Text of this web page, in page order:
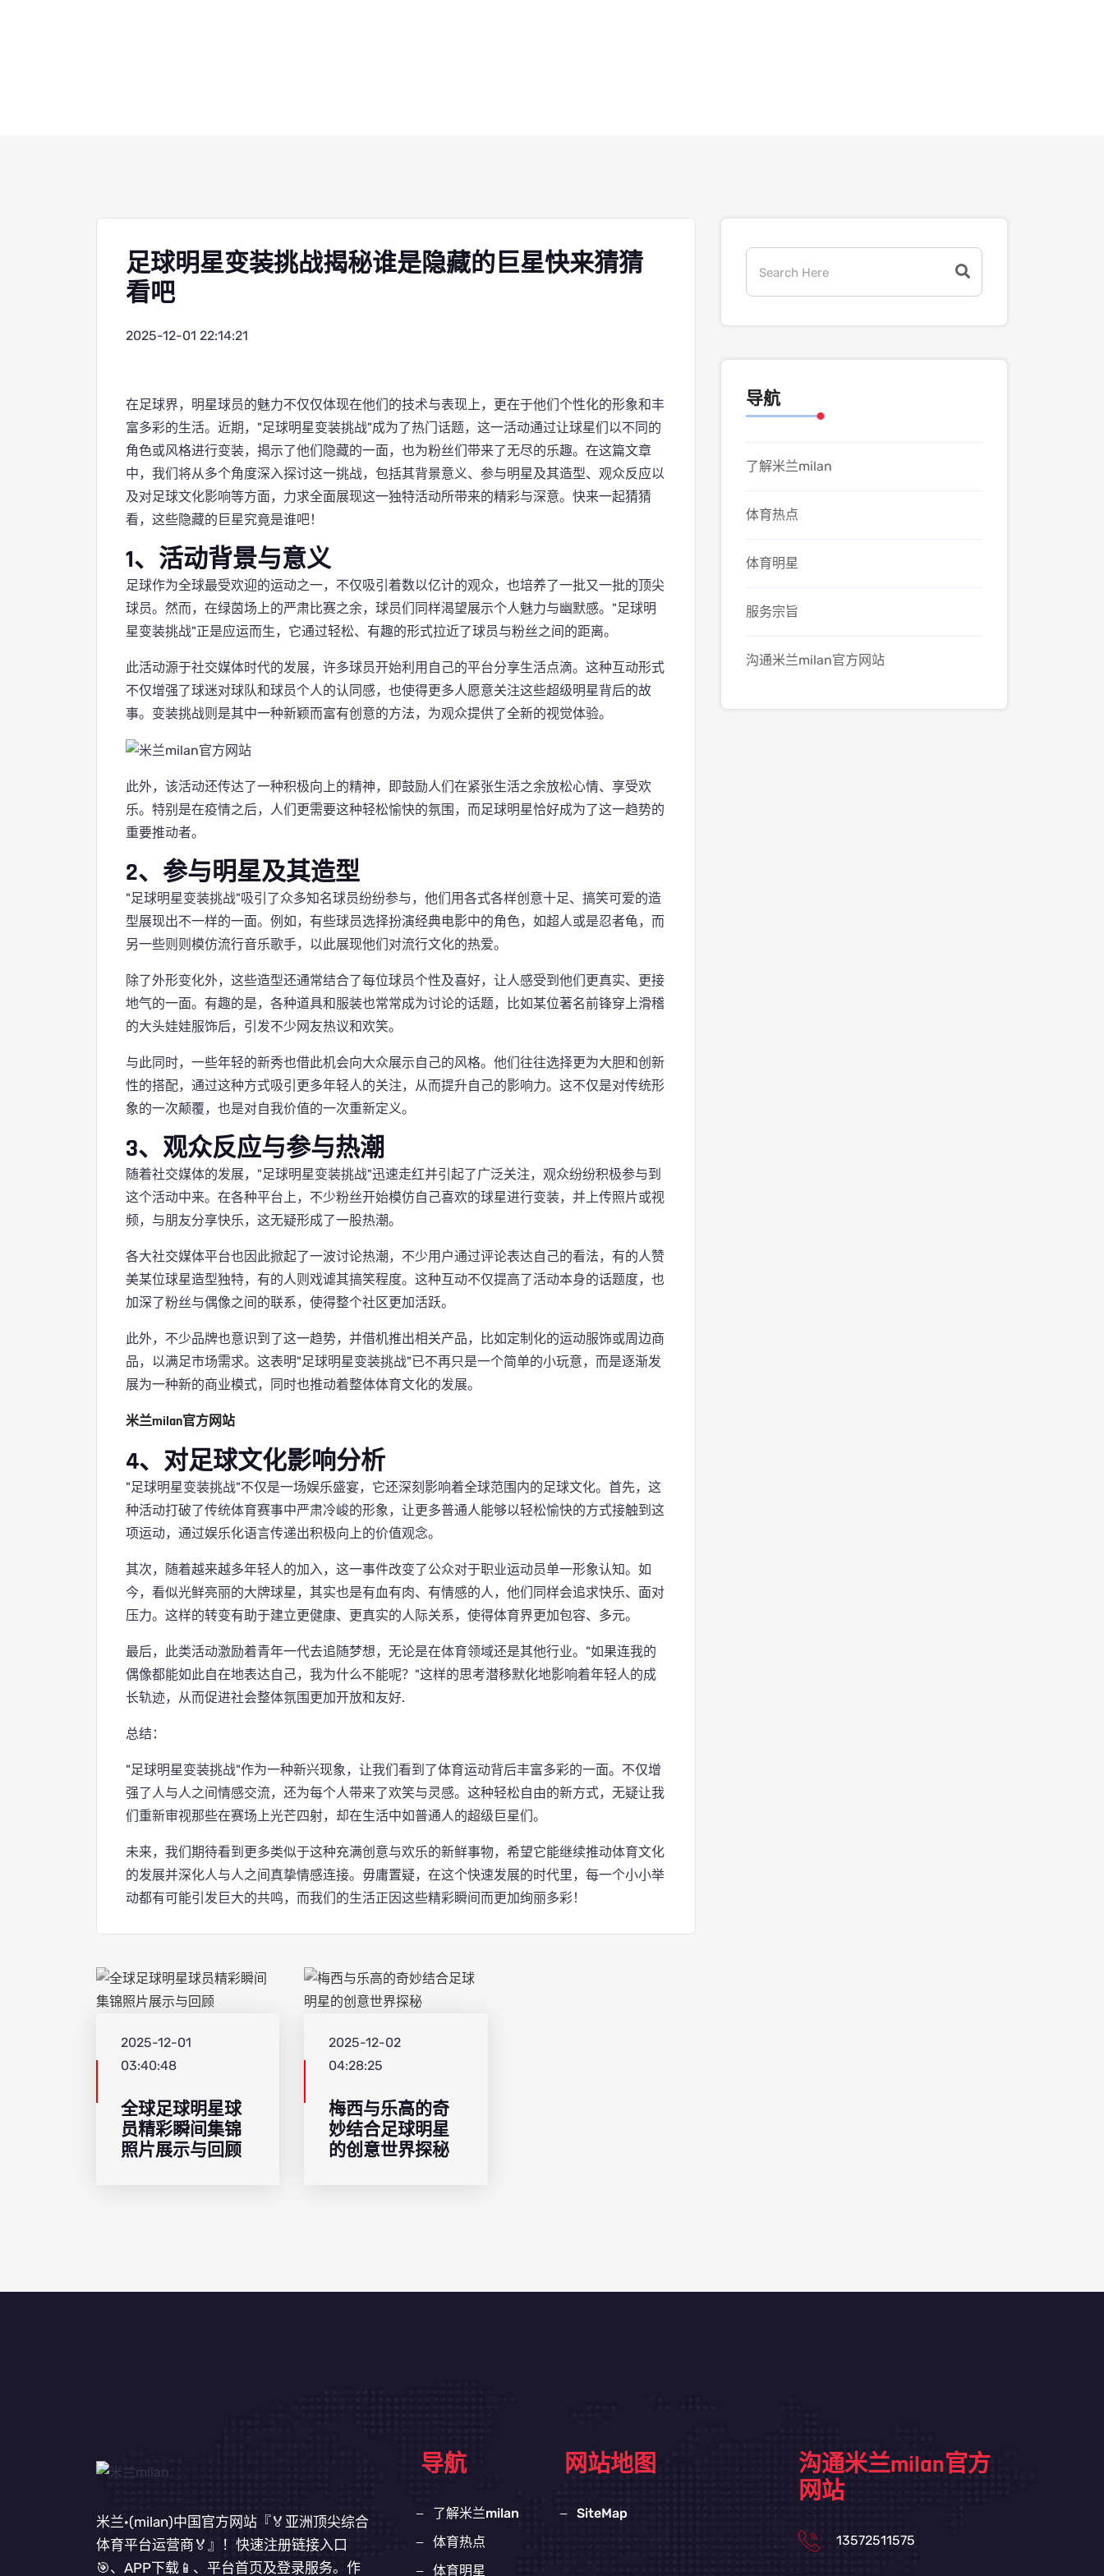
足球明星变装挑战揭秘谁是隐藏的巨星快来猜猜
看吧
2025-12-01 22:14:21
在足球界，明星球员的魅力不仅仅体现在他们的技术与表现上，更在于他们个性化的形象和丰
富多彩的生活。近期，"足球明星变装挑战"成为了热门话题，这一活动通过让球星们以不同的
角色或风格进行变装，揭示了他们隐藏的一面，也为粉丝们带来了无尽的乐趣。在这篇文章
中，我们将从多个角度深入探讨这一挑战，包括其背景意义、参与明星及其造型、观众反应以
及对足球文化影响等方面，力求全面展现这一独特活动所带来的精彩与深意。快来一起猜猜
看，这些隐藏的巨星究竟是谁吧！
1、活动背景与意义
足球作为全球最受欢迎的运动之一，不仅吸引着数以亿计的观众，也培养了一批又一批的顶尖
球员。然而，在绿茵场上的严肃比赛之余，球员们同样渴望展示个人魅力与幽默感。"足球明
星变装挑战"正是应运而生，它通过轻松、有趣的形式拉近了球员与粉丝之间的距离。
此活动源于社交媒体时代的发展，许多球员开始利用自己的平台分享生活点滴。这种互动形式
不仅增强了球迷对球队和球员个人的认同感，也使得更多人愿意关注这些超级明星背后的故
事。变装挑战则是其中一种新颖而富有创意的方法，为观众提供了全新的视觉体验。
此外，该活动还传达了一种积极向上的精神，即鼓励人们在紧张生活之余放松心情、享受欢
乐。特别是在疫情之后，人们更需要这种轻松愉快的氛围，而足球明星恰好成为了这一趋势的
重要推动者。
2、参与明星及其造型
"足球明星变装挑战"吸引了众多知名球员纷纷参与，他们用各式各样创意十足、搞笑可爱的造
型展现出不一样的一面。例如，有些球员选择扮演经典电影中的角色，如超人或是忍者龟，而
另一些则则模仿流行音乐歌手，以此展现他们对流行文化的热爱。
除了外形变化外，这些造型还通常结合了每位球员个性及喜好，让人感受到他们更真实、更接
地气的一面。有趣的是，各种道具和服装也常常成为讨论的话题，比如某位著名前锋穿上滑稽
的大头娃娃服饰后，引发不少网友热议和欢笑。
与此同时，一些年轻的新秀也借此机会向大众展示自己的风格。他们往往选择更为大胆和创新
性的搭配，通过这种方式吸引更多年轻人的关注，从而提升自己的影响力。这不仅是对传统形
象的一次颠覆，也是对自我价值的一次重新定义。
3、观众反应与参与热潮
随着社交媒体的发展，"足球明星变装挑战"迅速走红并引起了广泛关注，观众纷纷积极参与到
这个活动中来。在各种平台上，不少粉丝开始模仿自己喜欢的球星进行变装，并上传照片或视
频，与朋友分享快乐，这无疑形成了一股热潮。
各大社交媒体平台也因此掀起了一波讨论热潮，不少用户通过评论表达自己的看法，有的人赞
美某位球星造型独特，有的人则戏谑其搞笑程度。这种互动不仅提高了活动本身的话题度，也
加深了粉丝与偶像之间的联系，使得整个社区更加活跃。
此外，不少品牌也意识到了这一趋势，并借机推出相关产品，比如定制化的运动服饰或周边商
品，以满足市场需求。这表明"足球明星变装挑战"已不再只是一个简单的小玩意，而是逐渐发
展为一种新的商业模式，同时也推动着整体体育文化的发展。
米兰milan官方网站
4、对足球文化影响分析
"足球明星变装挑战"不仅是一场娱乐盛宴，它还深刻影响着全球范围内的足球文化。首先，这
种活动打破了传统体育赛事中严肃冷峻的形象，让更多普通人能够以轻松愉快的方式接触到这
项运动，通过娱乐化语言传递出积极向上的价值观念。
其次，随着越来越多年轻人的加入，这一事件改变了公众对于职业运动员单一形象认知。如
今，看似光鲜亮丽的大牌球星，其实也是有血有肉、有情感的人，他们同样会追求快乐、面对
压力。这样的转变有助于建立更健康、更真实的人际关系，使得体育界更加包容、多元。
最后，此类活动激励着青年一代去追随梦想，无论是在体育领域还是其他行业。"如果连我的
偶像都能如此自在地表达自己，我为什么不能呢？"这样的思考潜移默化地影响着年轻人的成
长轨迹，从而促进社会整体氛围更加开放和友好.
总结：
"足球明星变装挑战"作为一种新兴现象，让我们看到了体育运动背后丰富多彩的一面。不仅增
强了人与人之间情感交流，还为每个人带来了欢笑与灵感。这种轻松自由的新方式，无疑让我
们重新审视那些在赛场上光芒四射，却在生活中如普通人的超级巨星们。
未来，我们期待看到更多类似于这种充满创意与欢乐的新鲜事物，希望它能继续推动体育文化
的发展并深化人与人之间真挚情感连接。毋庸置疑，在这个快速发展的时代里，每一个小小举
动都有可能引发巨大的共鸣，而我们的生活正因这些精彩瞬间而更加绚丽多彩！
2025-12-01
03:40:48
全球足球明星球
员精彩瞬间集锦
照片展示与回顾
2025-12-02
04:28:25
梅西与乐高的奇
妙结合足球明星
的创意世界探秘
导航
了解米兰milan
体育热点
体育明星
服务宗旨
沟通米兰milan官方网站
米兰·(milan)中国官方网站『🏅亚洲顶尖综合
体育平台运营商🏅』！快速注册链接入口
🎯、APP下载📱、平台首页及登录服务。作
导航
了解米兰milan
体育热点
体育明星
网站地图
SiteMap
沟通米兰milan官方
网站
13572511575